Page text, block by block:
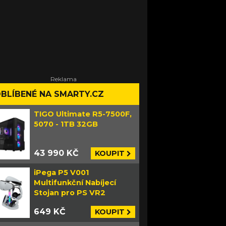
NA SMARTY.CZ
TIGO Ultimate R5-7500F,
5070 - 1TB 32GB
43 990 KČ KOUPIT
iPega P5 V001
Multifunkční Nabíjecí
Stojan pro PS VR2
649 KČ KOUPIT